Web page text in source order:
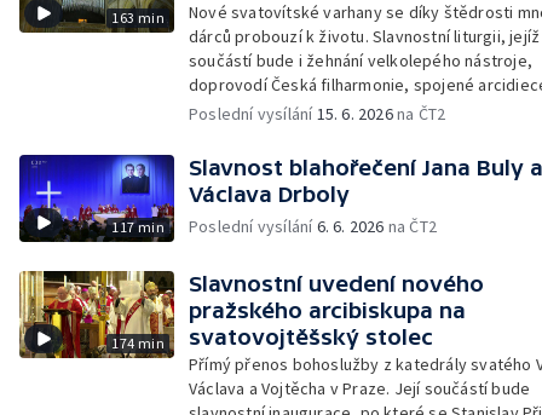
163 min
Nové svatovítské varhany se díky štědrosti
dárců probouzí k životu. Slavnostní liturgii, jejíž
součástí bude i žehnání velkolepého nástroje,
doprovodí Česká filharmonie, spojené
chrámové sbory a Hudba Hradní stráže.
Poslední vysílání15. 6. 2026na ČT2
117 min
Slavnost blahořečení Jana Buly a
Václava Drboly
Poslední vysílání6. 6. 2026 na ČT2
174 min
Slavnostní uvedení nového
pražského arcibiskupa na
svatovojtěšský stolec
Přímý přenos bohoslužby z katedrály svatého
Václava a Vojtěcha v Praze. Její součástí bude